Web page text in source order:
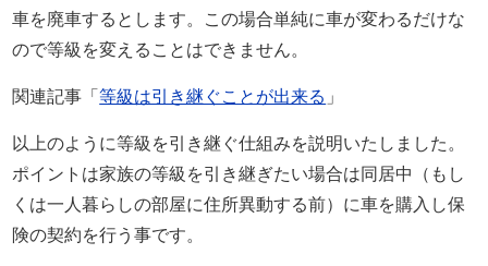
車を廃車するとします。この場合単純に車が変わるだけな
ので等級を変えることはできません。
関連記事「等級は引き継ぐことが出来る 」
以上のように等級を引き継ぐ仕組みを説明いたしました。
ポイントは家族の等級を引き継ぎたい場合は同居中（もし
くは一人暮らしの部屋に住所異動する前）に車を購入し保
険の契約を行う事です。